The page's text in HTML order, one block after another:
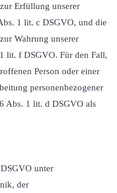
Erfüllung unserer
1 lit. c DSGVO, und die
Wahrung unserer
lit. f DSGVO. Für den Fall,
Person oder einer
personenbezogener
Abs. 1 lit. d DSGVO als
unter
der